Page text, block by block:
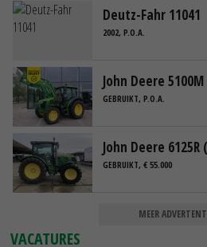
Deutz-Fahr 11041
2002, P.O.A.
John Deere
GEBRUIKT, P.O.A.
John Deere 6125R
GEBRUIKT, € 55.000
MEER
VACATURES